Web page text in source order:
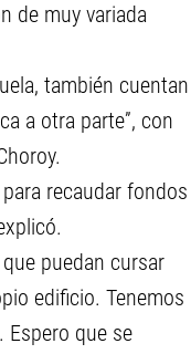
de muy variada
también cuentan
a otra parte”, con
recaudar fondos
puedan cursar
edificio. Tenemos
Espero que se